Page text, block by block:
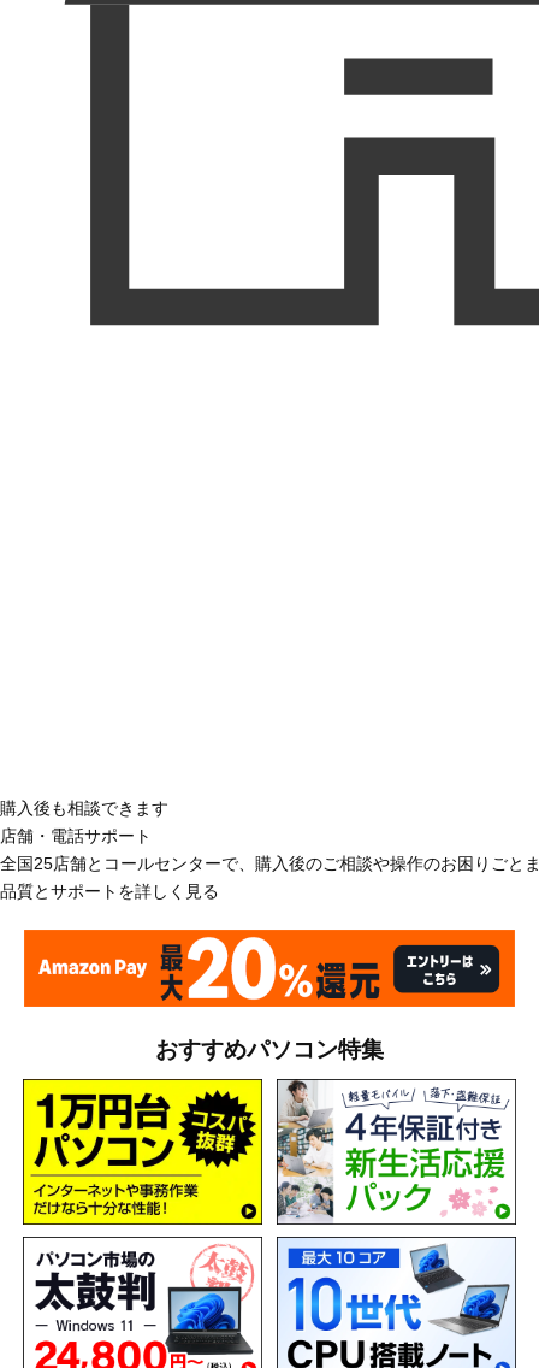
購入後も相談できます
店舗・電話サポート
全国25店舗とコールセンターで、購入後のご相談や操作のお困りごと
品質とサポートを詳しく見る
おすすめパソコン特集